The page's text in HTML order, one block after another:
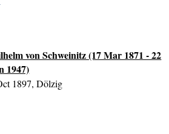
von Schweinitz (17 Mar 1871 - 22
1947)
1897, Dölzig